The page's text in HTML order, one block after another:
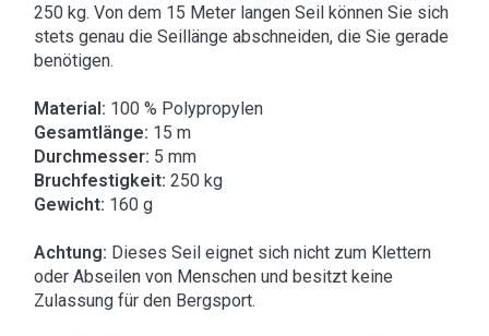
250 kg. Von dem 15 Meter langen Seil können Sie sich
stets genau die Seillänge abschneiden, die Sie gerade
benötigen.
Material: 100 % Polypropylen
Gesamtlänge: 15 m
Durchmesser: 5 mm
Bruchfestigkeit: 250 kg
Gewicht: 160 g
Achtung: Dieses Seil eignet sich nicht zum Klettern
oder Abseilen von Menschen und besitzt keine
Zulassung für den Bergsport.